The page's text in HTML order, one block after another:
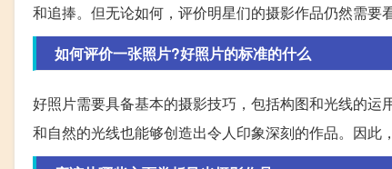
和追捧。但无论如何，评价明星们的摄影作品仍然需要
如何评价一张照片?好照片的标准的什么
好照片需要具备基本的摄影技巧，包括构图和光线的
和自然的光线也能够创造出令人印象深刻的作品。因此